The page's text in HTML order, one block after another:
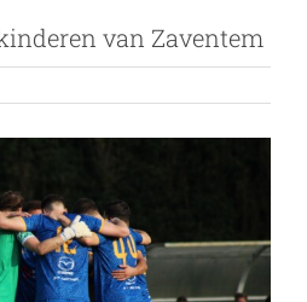
van Zaventem